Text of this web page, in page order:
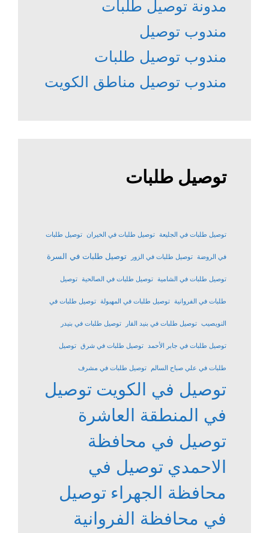
مدونة توصيل طلبات
مندوب توصيل
مندوب توصيل طلبات
مندوب توصيل مناطق الكويت
توصيل طلبات
توصيل طلبات في الجليعة توصيل طلبات في الخيران توصيل طلبات
في الروضة توصيل طلبات في الزور توصيل طلبات في السرة
توصيل طلبات في الشامية توصيل طلبات في الصالحية توصيل
طلبات في الفروانية توصيل طلبات في المهبولة توصيل طلبات في
النويصيب توصيل طلبات في بنيد القار توصيل طلبات في بنيدر
توصيل طلبات في جابر الأحمد توصيل طلبات في شرق توصيل
طلبات في علي صباح السالم توصيل طلبات في مشرف
توصيل في الكويت توصيل
في المنطقة العاشرة
توصيل في محافظة
الاحمدي توصيل في
محافظة الجهراء توصيل
في محافظة الفروانية